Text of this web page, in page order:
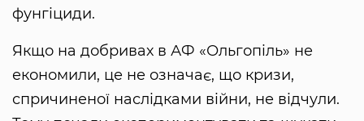
фунгіциди.
Якщо на добривах в АФ «Ольгопіль» не
економили, це не означає, що кризи,
спричиненої наслідками війни, не відчули.